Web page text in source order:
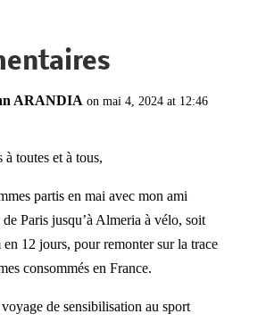
ARANDIA on mai 4, 2024 at 12:46
toutes et à tous,
partis en mai avec mon ami
Paris jusqu’à Almeria à vélo, soit
en 12 jours, pour remonter sur la trace
consommés en France.
voyage de sensibilisation au sport